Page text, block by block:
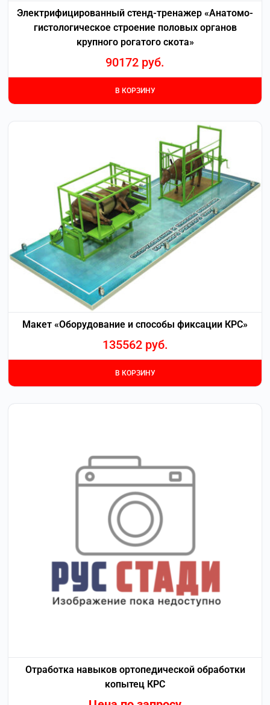
Электрифицированный стенд-тренажер «Анатомо-
гистологическое строение половых органов
крупного рогатого скота»
90172 руб.
В КОРЗИНУ
Макет «Оборудование и способы фиксации КРС»
135562 руб.
В КОРЗИНУ
Отработка навыков ортопедической обработки
копытец КРС